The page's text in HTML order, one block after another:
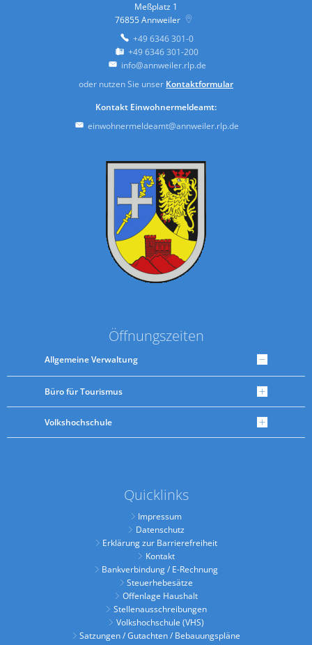
Meßplatz 1
76855Annweiler
+49 6346 301-0
+49 6346 301-200
info@annweiler.rlp.de
oder nutzen Sie unser Kontaktformular
Kontakt Einwohnermeldeamt:
einwohnermeldeamt@annweiler.rlp.de
Öffnungszeiten
Allgemeine Verwaltung
Büro für Tourismus
Volkshochschule
Quicklinks
Impressum
Datenschutz
Erklärung zur Barrierefreiheit
Kontakt
Bankverbindung / E-Rechnung
Steuerhebesätze
Offenlage Haushalt
Stellenausschreibungen
Volkshochschule (VHS)
Satzungen / Gutachten / Bebauungspläne